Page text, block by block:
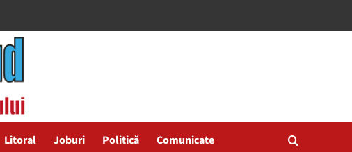
Litoral Joburi Politică Comunicate